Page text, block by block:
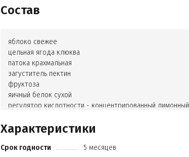
Состав
яблоко свежее
цельная ягода клюква
патока крахмальная
загуститель пектин
фруктоза
яичный белок сухой
регулятор кислотности - концентрированный лимонный
Характеристики
Срок годности
5 месяцев